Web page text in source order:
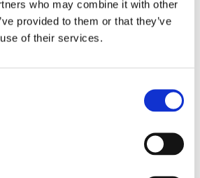
who may combine it with other
provided to them or that they’ve
of their services.
Met vriendelijke
groeten,
[Link]
action needed for
your .be domain